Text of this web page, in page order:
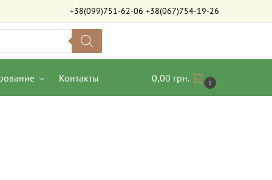
+38(099)751-62-06 +38(067)754-19-26
Контакты 0,00 грн. 0